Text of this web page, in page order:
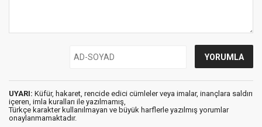
UYARI: Küfür, hakaret, rencide edici cümleler veya imalar, inançlara saldırı
içeren, imla kuralları ile yazılmamış,
Türkçe karakter kullanılmayan ve büyük harflerle yazılmış yorumlar
onaylanmamaktadır.